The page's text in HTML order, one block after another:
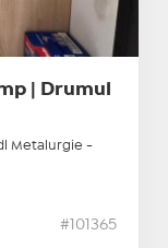
| Drumul
Metalurgie -
#101365